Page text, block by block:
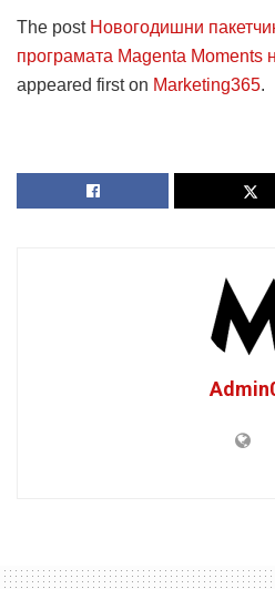
The post Новогодишни
програмата Magenta Moments
appeared first on Marketing365.